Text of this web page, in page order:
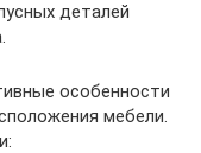
деталей
особенности
мебели.